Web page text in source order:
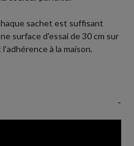
sachet est suffisant
surface d'essai de 30 cm sur
à la maison.
-